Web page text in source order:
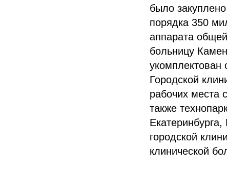
было
порядка 350
аппарата
больницу
укомплектован
Городской
рабочих места
также
городской
клинической